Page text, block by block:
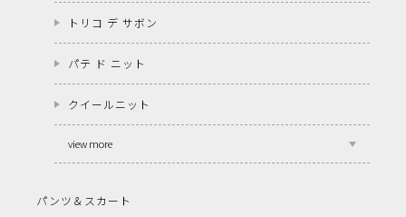
トリコ デ サボン
パテ ド ニット
クイールニット
view more
パンツ＆スカート